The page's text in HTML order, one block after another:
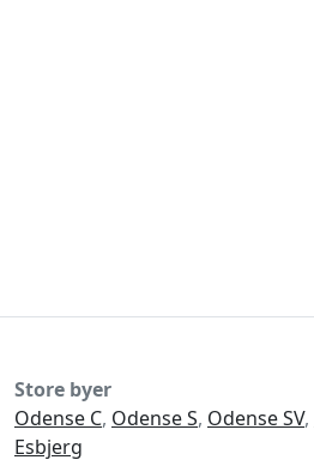
Store byer
Odense C, Odense S, Odense SV,
Esbjerg